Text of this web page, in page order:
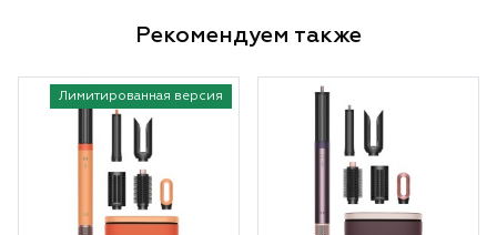
Рекомендуем также
Лимитированная версия